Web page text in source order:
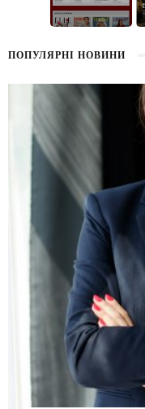
ПОПУЛЯРНІ НОВИНИ